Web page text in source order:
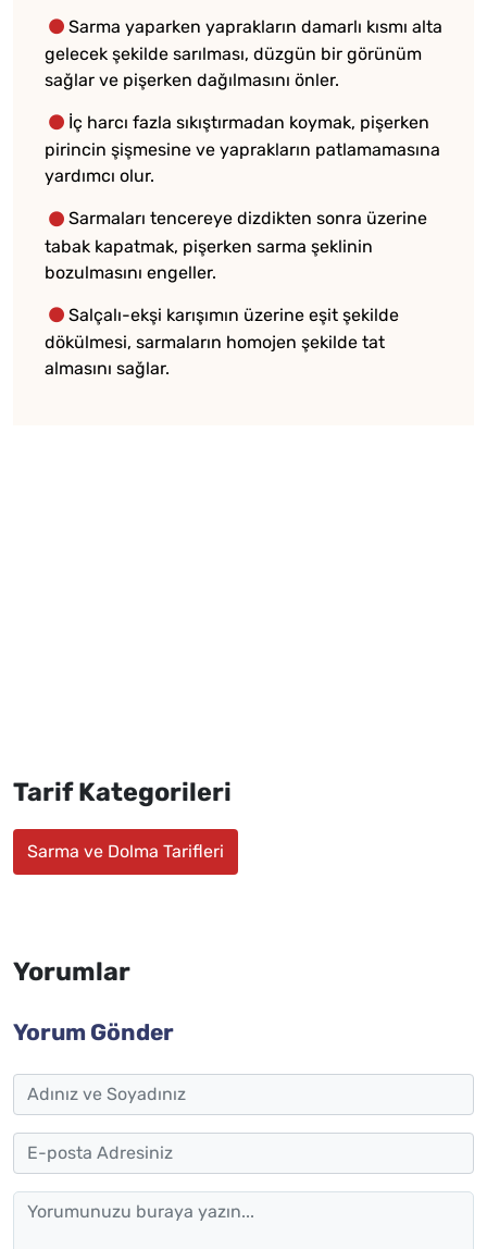
Sarma yaparken yaprakların damarlı kısmı alta
gelecek şekilde sarılması, düzgün bir görünüm
sağlar ve pişerken dağılmasını önler.
İç harcı fazla sıkıştırmadan koymak, pişerken
pirincin şişmesine ve yaprakların patlamamasına
yardımcı olur.
Sarmaları tencereye dizdikten sonra üzerine
tabak kapatmak, pişerken sarma şeklinin
bozulmasını engeller.
Salçalı-ekşi karışımın üzerine eşit şekilde
dökülmesi, sarmaların homojen şekilde tat
almasını sağlar.
Tarif Kategorileri
Sarma ve Dolma Tarifleri
Yorumlar
Yorum Gönder